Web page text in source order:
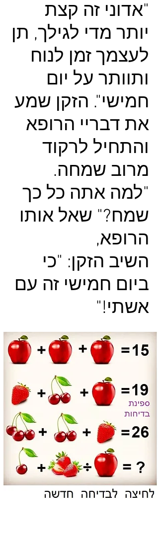
"אדוני זה קצת
יותר מדי לגילך, תן
לעצמך זמן לנוח
ותוותר על יום
חמישי". הזקן שמע
את דבריי הרופא
והתחיל לרקוד
מרוב שמחה.
"למה אתה כל כך
שמח?" שאל אותו
הרופא,
השיב הזקן: "כי
ביום חמישי זה עם
אשתי!"